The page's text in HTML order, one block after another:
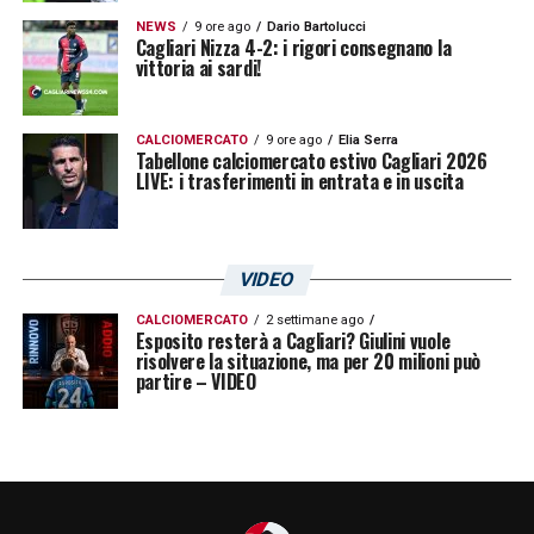
del Cagliari dovrà prestare grande attenzione
al giovane talento rossonero, che potrebbe
risultare decisivo nell’economia della partita.
LA PLAYLIST DELLE NOSTRE TOP NEWS
NEWS 9 ore ago Dario Bartolucci
Cagliari Nizza 4-2: i rigori consegnano la
vittoria ai sardi!
CALCIOMERCATO 9 ore ago Elia Serra
Tabellone calciomercato estivo Cagliari 2026
LIVE: i trasferimenti in entrata e in uscita
VIDEO
CALCIOMERCATO 2 settimane ago
Esposito resterà a Cagliari? Giulini vuole
risolvere la situazione, ma per 20 milioni può
partire – VIDEO